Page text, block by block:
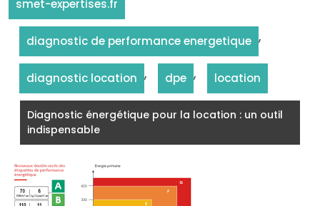
smet-expertises.fr
diagnostic de performance energetique ,
diagnostic location , dpe , location
Diagnostic énergétique pour la location : un outil
indispensable